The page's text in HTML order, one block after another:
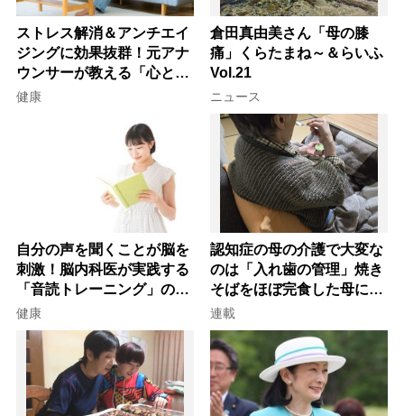
ストレス解消＆アンチエイ
ジングに効果抜群！元アナ
ウンサーが教える「心と体
を元気にする音読の習慣」
健康
倉田真由美さん「母の膝
痛」くらたまね～＆らいふ
Vol.21
ニュース
自分の声を聞くことが脳を
刺激！脳内科医が実践する
「音読トレーニング」の極
意
健康
認知症の母の介護で大変な
のは「入れ歯の管理」焼き
そばをほぼ完食した母に息
子が血の気が引いた理由
連載